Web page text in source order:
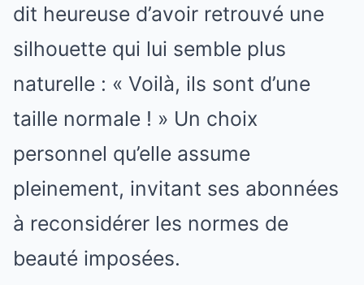
dit heureuse d’avoir retrouvé une
silhouette qui lui semble plus
naturelle : « Voilà, ils sont d’une
taille normale ! » Un choix
personnel qu’elle assume
pleinement, invitant ses abonnées
à reconsidérer les normes de
beauté imposées.